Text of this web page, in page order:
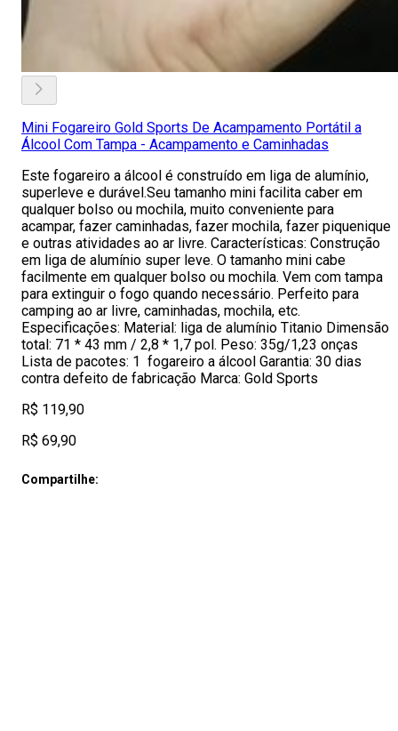
Mini Fogareiro Gold Sports De Acampamento Portátil a
Álcool Com Tampa - Acampamento e Caminhadas
Este fogareiro a álcool é construído em liga de alumínio,
superleve e durável.Seu tamanho mini facilita caber em
qualquer bolso ou mochila, muito conveniente para
acampar, fazer caminhadas, fazer mochila, fazer piquenique
e outras atividades ao ar livre. Características: Construção
em liga de alumínio super leve. O tamanho mini cabe
facilmente em qualquer bolso ou mochila. Vem com tampa
para extinguir o fogo quando necessário. Perfeito para
camping ao ar livre, caminhadas, mochila, etc.
Especificações: Material: liga de alumínio Titanio Dimensão
total: 71 * 43 mm / 2,8 * 1,7 pol. Peso: 35g/1,23 onças
Lista de pacotes: 1 fogareiro a álcool Garantia: 30 dias
contra defeito de fabricação Marca: Gold Sports
R$ 119,90
R$ 69,90
Compartilhe: